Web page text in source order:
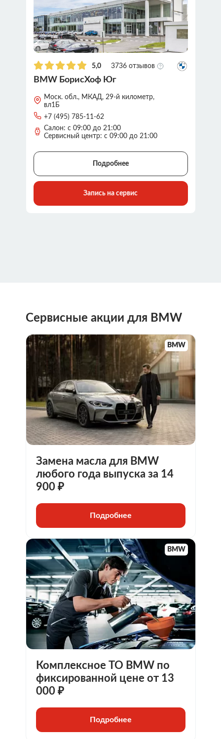
5,0 3736 отзывов
BMW БорисХоф Юг
Моск. обл., МКАД, 29-й километр,
вл1Б
+7 (495) 785-11-62
Салон: с 09:00 до 21:00
Сервисный центр: с 09:00 до 21:00
Подробнее
Запись на сервис
Сервисные акции для BMW
BMW
Замена масла для BMW
любого года выпуска за 14
900 ₽
Подробнее
BMW
Комплексное ТО BMW по
фиксированной цене от 13
000 ₽
Подробнее